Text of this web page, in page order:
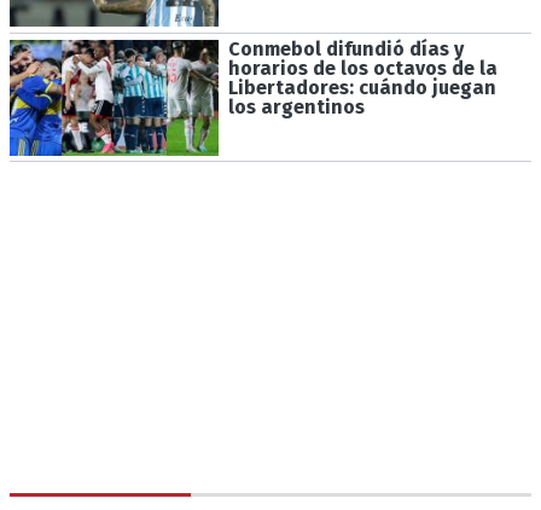
Conmebol difundió días y
horarios de los octavos de la
Libertadores: cuándo juegan
los argentinos